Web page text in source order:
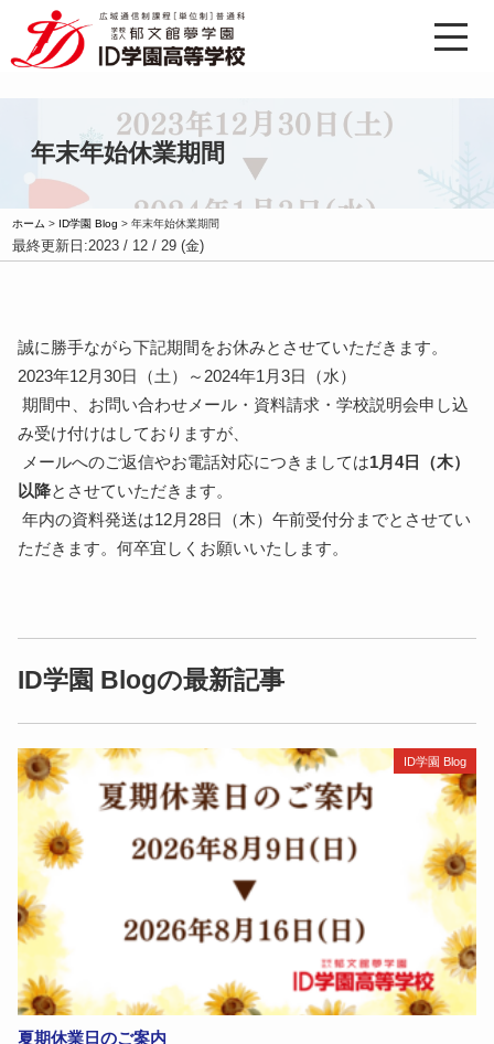
年末年始休業期間
ホーム > ID学園 Blog >年末年始休業期間
最終更新日:2023 / 12 / 29 (金)
誠に勝手ながら下記期間をお休みとさせていただきます。
2023年12月30日（土）～2024年1月3日（水）
期間中、お問い合わせメール・資料請求・学校説明会申し込
み受け付けはしておりますが、
メールへのご返信やお電話対応につきましては1月4日（木）
以降とさせていただきます。
年内の資料発送は12月28日（木）午前受付分までとさせてい
ただきます。何卒宜しくお願いいたします。
ID学園 Blogの最新記事
ID学園 Blog
夏期休業日のご案内